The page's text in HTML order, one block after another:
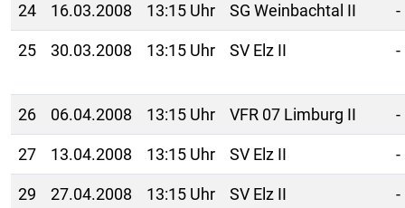
24 16.03.2008 13:15 Uhr SG Weinbachtal II -
25 30.03.2008 13:15 Uhr SV Elz II -
26 06.04.2008 13:15 Uhr VFR 07 Limburg II -
27 13.04.2008 13:15 Uhr SV Elz II -
29 27.04.2008 13:15 Uhr SV Elz II -